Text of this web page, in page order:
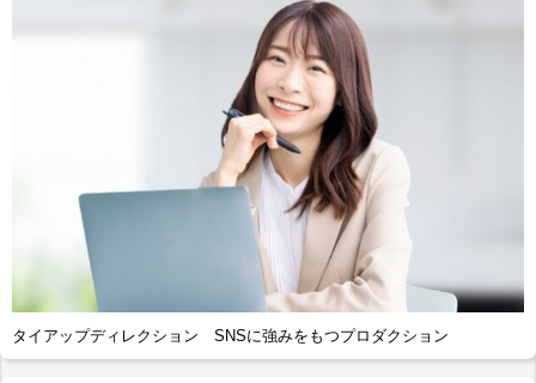
タイアップディレクション SNSに強みをもつプロダクション